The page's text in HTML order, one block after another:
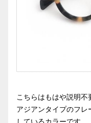
こちらはもはや説明不
アジアンタイプのフレ